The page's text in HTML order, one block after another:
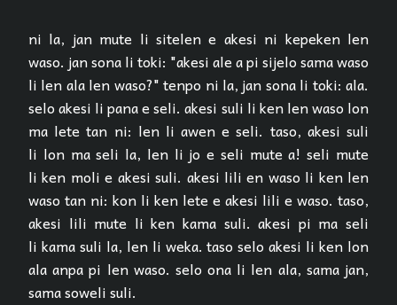
ni la, jan mute li sitelen e akesi ni kepeken len
waso. jan sona li toki: "akesi ale a pi sijelo sama waso
li len ala len waso?" tenpo ni la, jan sona li toki: ala.
selo akesi li pana e seli. akesi suli li ken len waso lon
ma lete tan ni: len li awen e seli. taso, akesi suli
li lon ma seli la, len li jo e seli mute a! seli mute
li ken moli e akesi suli. akesi lili en waso li ken len
waso tan ni: kon li ken lete e akesi lili e waso. taso,
akesi lili mute li ken kama suli. akesi pi ma seli
li kama suli la, len li weka. taso selo akesi li ken lon
ala anpa pi len waso. selo ona li len ala, sama jan,
sama soweli suli.